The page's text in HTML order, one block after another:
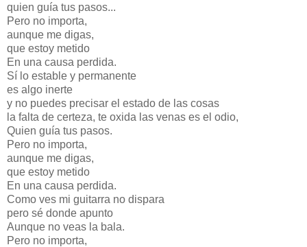
quien guía tus pasos...
Pero no importa,
aunque me digas,
que estoy metido
En una causa perdida.
Sí lo estable y permanente
es algo inerte
y no puedes precisar el estado de las cosas
la falta de certeza, te oxida las venas es el odio,
Quien guía tus pasos.
Pero no importa,
aunque me digas,
que estoy metido
En una causa perdida.
Como ves mi guitarra no dispara
pero sé donde apunto
Aunque no veas la bala.
Pero no importa,